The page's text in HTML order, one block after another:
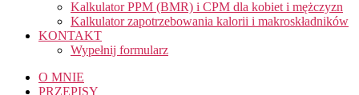
Kalkulator PPM (BMR) i CPM dla kobiet i mężczyzn
Kalkulator zapotrzebowania kalorii i makroskładników
KONTAKT
Wypełnij formularz
O MNIE
PRZEPISY